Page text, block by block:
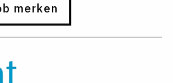
merken